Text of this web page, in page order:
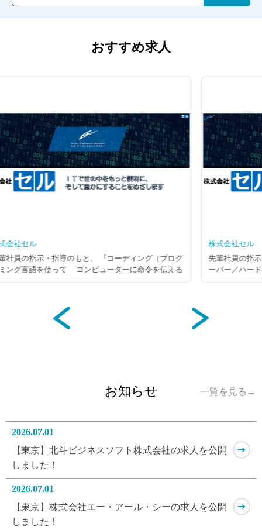
おすすめ求人
コーディング（プログ
ーターに命令を伝える
際に システムを構築
・テスト ・リリー
先輩社員の指示・指導のもと、 『・インフ
ーバー／ハードウェア／データ
会インフラなど、 さまざまなお客様より依
インフラやネットワークの設計～構築をお
ルアップが可能です。 変更範囲：変更なし
お知らせ 一覧を見る→
2026.07.01
【東京】北斗ビジネスソフト株式会社の求人を公開
しました！
2026.07.01
【東京】株式会社エー・アール・シーの求人を公開
しました！